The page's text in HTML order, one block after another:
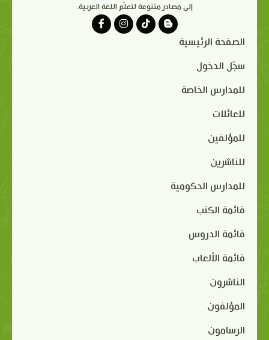
إلى مصادر متنوعة لتعلّم اللغة العربية.
الصفحة الرئيسية
سجّل الدخول
للمدارس الخاصة
للعائلات
للمؤلفين
للناشرين
للمدارس الحكومية
قائمة الكتب
قائمة الدروس
قائمة الألعاب
الناشرون
المؤلفون
الرسامون